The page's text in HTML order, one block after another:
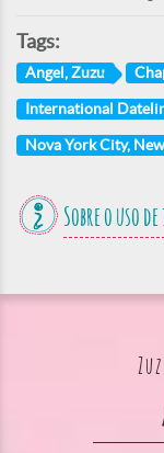
Tags:
Angel, Zuzu
International
Nova York City,
Sobre o uso